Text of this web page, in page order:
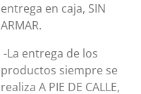
entrega en caja, SIN
ARMAR.
-La entrega de los
productos siempre se
realiza A PIE DE CALLE,